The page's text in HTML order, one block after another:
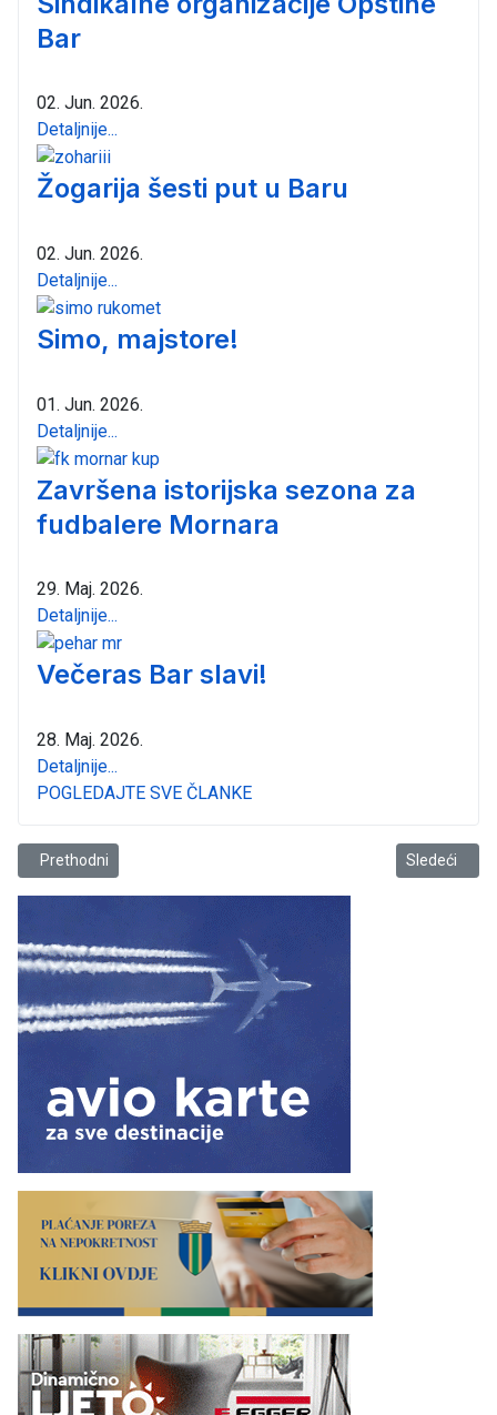
Bar
02. Jun. 2026.
Detaljnije...
Žogarija šesti put u Baru
02. Jun. 2026.
Detaljnije...
Simo, majstore!
01. Jun. 2026.
Detaljnije...
Završena istorijska sezona za
fudbalere Mornara
29. Maj. 2026.
Detaljnije...
Večeras Bar slavi!
28. Maj. 2026.
Detaljnije...
POGLEDAJTE SVE ČLANKE
Prethodni članak: Omladinski odbojkaški klub
Prethodni Sledeći
Sledeći